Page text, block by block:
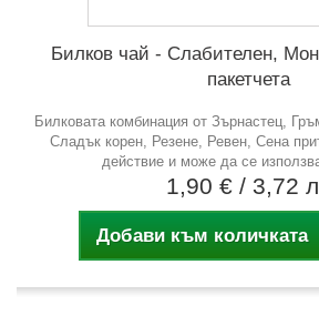
Билков чай - Слабителен,
пакетчета
Билковата комбинация от Зърнастец,
Сладък корен, Резене, Ревен, Сена
действие и може да се
1,90 € / 3,72
Добави към количката